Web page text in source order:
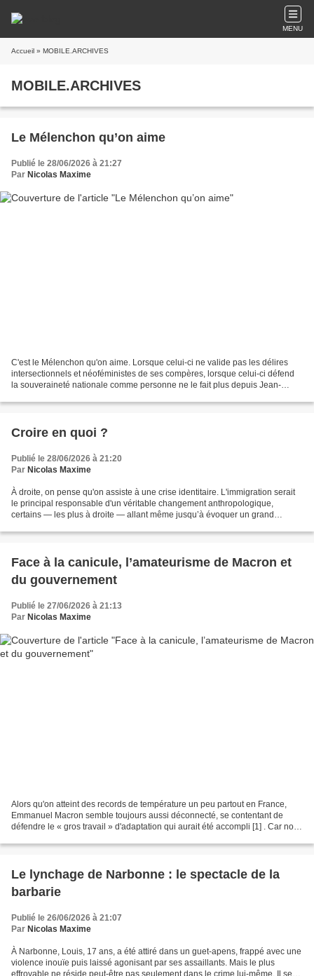
MENU
Accueil » MOBILE.ARCHIVES
MOBILE.ARCHIVES
Le Mélenchon qu’on aime
Publié le 28/06/2026 à 21:27
Par Nicolas Maxime
C'est le Mélenchon qu'on aime. Lorsque celui-ci ne valide pas les délires
intersectionnels et néoféministes de ses compères, lorsque celui-ci défend
la souveraineté nationale comme personne ne le fait plus depuis Jean-
Croire en quoi ?
Publié le 28/06/2026 à 21:20
Par Nicolas Maxime
À droite, on pense qu'on assiste à une crise identitaire. L'immigration serait
le principal responsable d'un véritable changement anthropologique,
certains — les plus à droite — allant même jusqu’à évoquer un grand
Face à la canicule, l’amateurisme de Macron et
du gouvernement
Publié le 27/06/2026 à 21:13
Par Nicolas Maxime
Alors qu'on atteint des records de température un peu partout en France,
Emmanuel Macron semble toujours aussi déconnecté, se contentant de
défendre le « gros travail » d'adaptation qui aurait été accompli [1] . Car nous
Le lynchage de Narbonne : le spectacle de la
barbarie
Publié le 26/06/2026 à 21:07
Par Nicolas Maxime
À Narbonne, Louis, 17 ans, a été attiré dans un guet-apens, frappé avec une
violence inouïe puis laissé agonisant par ses assaillants. Mais le plus
effroyable ne réside peut-être pas seulement dans le crime lui-même. Il se